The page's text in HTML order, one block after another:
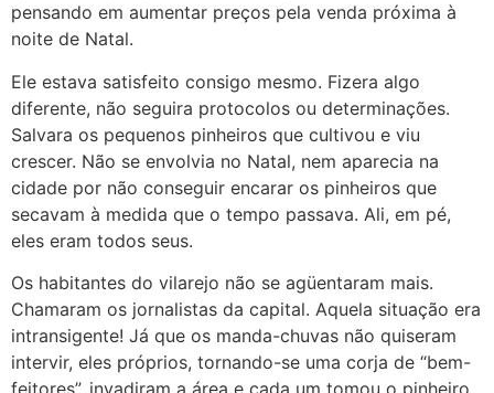
pensando em aumentar preços pela venda próxima à
noite de Natal.
Ele estava satisfeito consigo mesmo. Fizera algo
diferente, não seguira protocolos ou determinações.
Salvara os pequenos pinheiros que cultivou e viu
crescer. Não se envolvia no Natal, nem aparecia na
cidade por não conseguir encarar os pinheiros que
secavam à medida que o tempo passava. Ali, em pé,
eles eram todos seus.
Os habitantes do vilarejo não se agüentaram mais.
Chamaram os jornalistas da capital. Aquela situação era
intransigente! Já que os manda-chuvas não quiseram
intervir, eles próprios, tornando-se uma corja de “bem-
feitores”, invadiram a área e cada um tomou o pinheiro